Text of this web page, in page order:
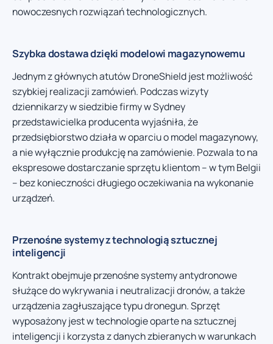
nowoczesnych rozwiązań technologicznych.
Szybka dostawa dzięki modelowi magazynowemu
Jednym z głównych atutów DroneShield jest możliwość
szybkiej realizacji zamówień. Podczas wizyty
dziennikarzy w siedzibie firmy w Sydney
przedstawicielka producenta wyjaśniła, że
przedsiębiorstwo działa w oparciu o model magazynowy,
a nie wyłącznie produkcję na zamówienie. Pozwala to na
ekspresowe dostarczanie sprzętu klientom – w tym Belgii
– bez konieczności długiego oczekiwania na wykonanie
urządzeń.
Przenośne systemy z technologią sztucznej
inteligencji
Kontrakt obejmuje przenośne systemy antydronowe
służące do wykrywania i neutralizacji dronów, a także
urządzenia zagłuszające typu dronegun. Sprzęt
wyposażony jest w technologie oparte na sztucznej
inteligencji i korzysta z danych zbieranych w warunkach